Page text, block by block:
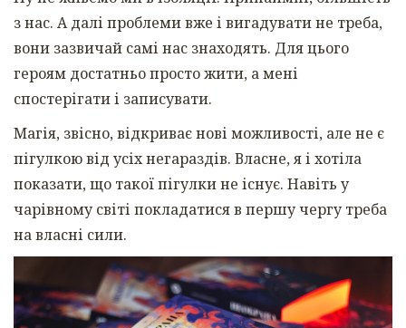
з нас. А далі проблеми вже і вигадувати не треба,
вони зазвичай самі нас знаходять. Для цього
героям достатньо просто жити, а мені
спостерігати і записувати.
Магія, звісно, відкриває нові можливості, але не є
пігулкою від усіх негараздів. Власне, я і хотіла
показати, що такої пігулки не існує. Навіть у
чарівному світі покладатися в першу чергу треба
на власні сили.